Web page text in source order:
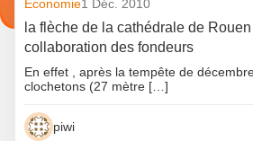
Economie1 Déc. 2010
la flèche de la cathédrale de
collaboration des fondeurs
En effet , après la tempête de
clochetons (27 mètre […]
piwi